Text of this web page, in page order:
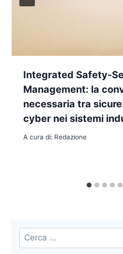
Integrated Safety-
Management: la
necessaria tra
cyber nei sistemi
A cura di: Redazione
Ricerca
per: